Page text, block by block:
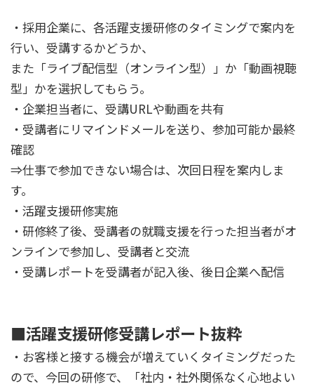
・採用企業に、各活躍支援研修のタイミングで案内を
行い、受講するかどうか、
また「ライブ配信型（オンライン型）」か「動画視聴
型」かを選択してもらう。
・企業担当者に、受講URLや動画を共有
・受講者にリマインドメールを送り、参加可能か最終
確認
⇒仕事で参加できない場合は、次回日程を案内しま
す。
・活躍支援研修実施
・研修終了後、受講者の就職支援を行った担当者がオ
ンラインで参加し、受講者と交流
・受講レポートを受講者が記入後、後日企業へ配信
■活躍支援研修受講レポート抜粋
・お客様と接する機会が増えていくタイミングだった
ので、今回の研修で、「社内・社外関係なく心地よい